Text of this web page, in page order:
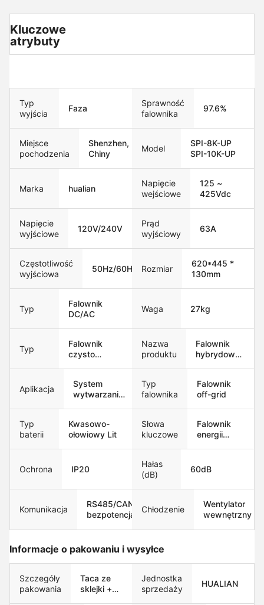
Kluczowe
atrybuty
Typ
wyjścia
Faza
Sprawność
falownika
97.6%
Miejsce
pochodzenia
Shenzhen,
Chiny
Model
SPI-8K-UP
SPI-10K-UP
Marka hualian
Napięcie
wejściowe
125 ~
425Vdc
Napięcie
wyjściowe
120V/240V
Prąd
wyjściowy
63A
Częstotliwość
wyjściowa
50Hz/60Hz Rozmiar
620*445 *
130mm
Typ
Falownik
DC/AC
Waga 27kg
Typ
Falownik
czysto
Nazwa
produktu
Falownik
hybrydowy
Aplikacja
System
wytwarzania
dla
gospodarstw
domowych:
Typ
falownika
Falownik
off-grid
Typ
baterii
Kwasowo-
ołowiowy Lit
Słowa
kluczowe
Falownik
energii
Ochrona IP20
Hałas
(dB)
60dB
Komunikacja
RS485/CAN/USB/Styk
bezpotencjałowy
Chłodzenie
Wentylator
wewnętrzny
Informacje o pakowaniu i wysyłce
Szczegóły
pakowania
Taca ze
sklejki +
Jednostka
sprzedaży
HUALIAN